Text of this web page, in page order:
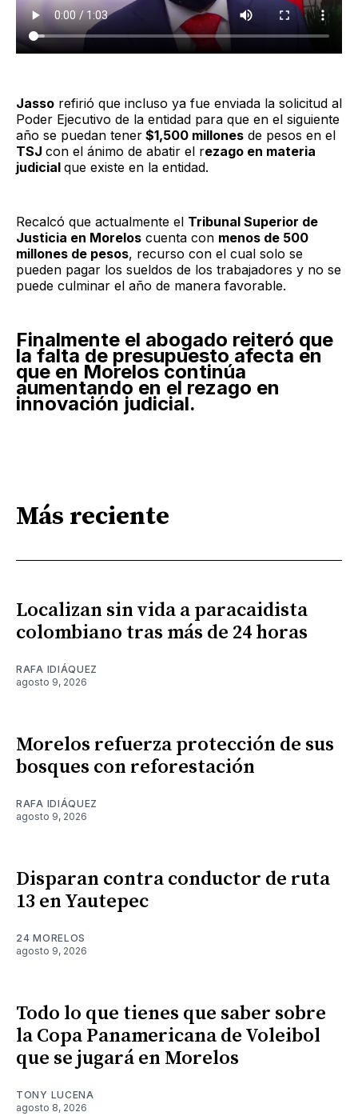
Jasso refirió que incluso ya fue enviada la solicitud al
Poder Ejecutivo de la entidad para que en el siguiente
año se puedan tener $1,500 millones de pesos en el
TSJ con el ánimo de abatir el rezago en materia
judicial que existe en la entidad.
Recalcó que actualmente el Tribunal Superior de
Justicia en Morelos cuenta con menos de 500
millones de pesos, recurso con el cual solo se
pueden pagar los sueldos de los trabajadores y no se
puede culminar el año de manera favorable.
Finalmente el abogado reiteró que
la falta de presupuesto afecta en
que en Morelos continúa
aumentando en el rezago en
innovación judicial.
Más reciente
Localizan sin vida a paracaidista
colombiano tras más de 24 horas
RAFA IDIÁQUEZ
agosto 9, 2026
Morelos refuerza protección de sus
bosques con reforestación
RAFA IDIÁQUEZ
agosto 9, 2026
Disparan contra conductor de ruta
13 en Yautepec
24 MORELOS
agosto 9, 2026
Todo lo que tienes que saber sobre
la Copa Panamericana de Voleibol
que se jugará en Morelos
TONY LUCENA
agosto 8, 2026